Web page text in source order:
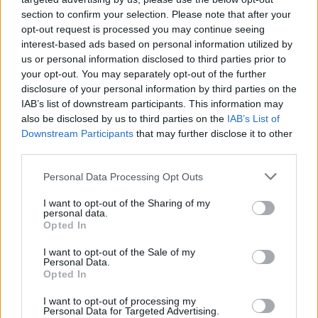
section to confirm your selection. Please note that after your
opt-out request is processed you may continue seeing
interest-based ads based on personal information utilized by
us or personal information disclosed to third parties prior to
your opt-out. You may separately opt-out of the further
disclosure of your personal information by third parties on the
IAB’s list of downstream participants. This information may
also be disclosed by us to third parties on the IAB’s List of
Downstream Participants that may further disclose it to other
Please note that this website/app uses one or more Google
not limited to your visit or usage behaviour. You may click to
grant or deny consent to Google and its third-party tags to
use your data for below specified purposes in below Google
consent section.
Personal Data Processing Opt Outs
I want to opt-out of the Sharing of my
personal data.
Opted In
I want to opt-out of the Sale of my
Personal Data.
Opted In
I want to opt-out of processing my
Personal Data for Targeted Advertising.
Produtos Complementares
LER MAIS
Standard